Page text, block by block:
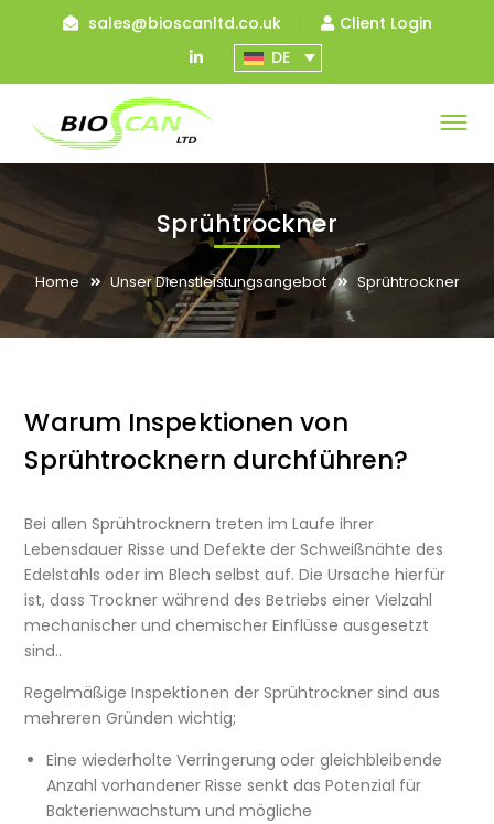
sales@bioscanltd.co.uk
Client Login
LinkedIn
Profile
DE
Sprühtrockner
Home Unser Dienstleistungsangebot Sprühtrockner
Warum Inspektionen von
Sprühtrocknern durchführen?
Bei allen Sprühtrocknern treten im Laufe ihrer
Lebensdauer Risse und Defekte der Schweißnähte des
Edelstahls oder im Blech selbst auf. Die Ursache hierfür
ist, dass Trockner während des Betriebs einer Vielzahl
mechanischer und chemischer Einflüsse ausgesetzt
sind..
Regelmäßige Inspektionen der Sprühtrockner sind aus
mehreren Gründen wichtig;
Eine wiederholte Verringerung oder gleichbleibende
Anzahl vorhandener Risse senkt das Potenzial für
Bakterienwachstum und mögliche